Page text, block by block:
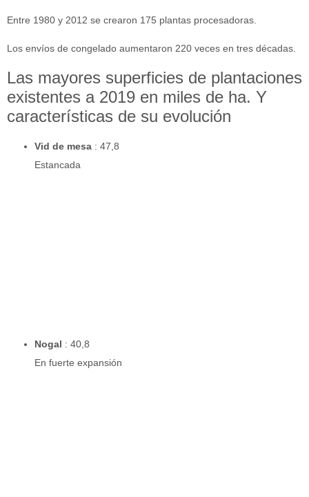
Entre 1980 y 2012 se crearon 175 plantas procesadoras.
Los envíos de congelado aumentaron 220 veces en tres décadas.
Las mayores superficies de plantaciones
existentes a 2019 en miles de ha. Y
características de su evolución
Vid de mesa : 47,8
Estancada
Nogal : 40,8
En fuerte expansión